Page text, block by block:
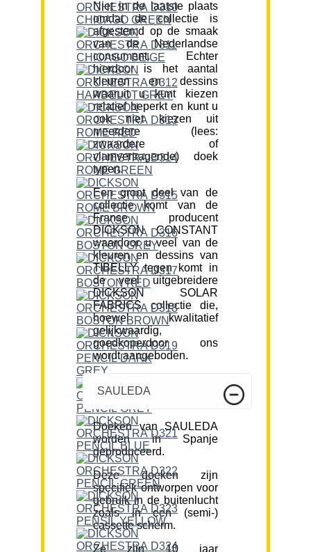
Niet in de laatste plaats
omdat de collectie is
afgestemd op de smaak
van de Nederlandse
consument. Echter
hierdoor is het aantal
kleuren en dessins
waaruit u kunt kiezen
relatief beperkt en kunt u
ook niet kiezen uit
meerdere (lees:
zwaardere of
vlamvertragende) doek
typen.
Een groot deel van de
collectie komt van de
Franse producent
DICKSON CONSTANT
waardoor u veel van de
kleuren en dessins van
TIBELLY tegen komt in
de veel uitgebreidere
DICKSON SOLAR
FABRICS collectie die,
hoewel kwalitatief
gelijkwaardig,
goedkoperdoor ons
wordt aangeboden.
SAULEDA
Doeken van SAULEDA
worden in Spanje
geproduceerd.
Deze doeken zijn
specifiek ontworpen voor
gebruik in de buitenlucht
zoals in een (semi-)
cassette scherm.
Ze zijn 10 jaar